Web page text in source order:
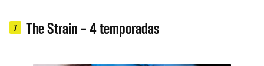
7 The Strain – 4 temporadas